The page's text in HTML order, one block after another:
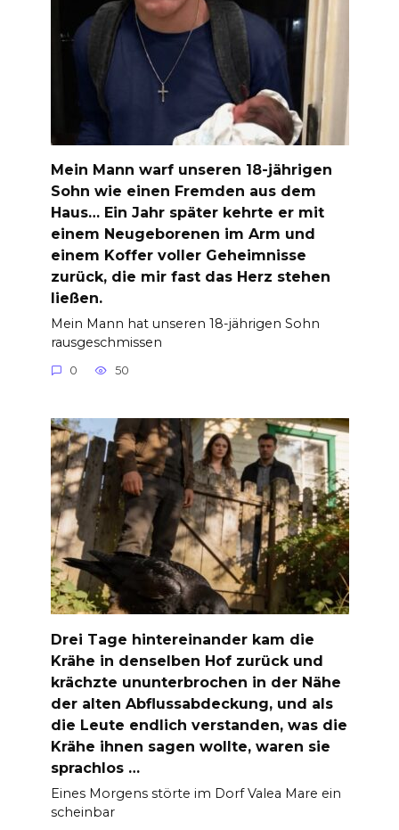
Mein Mann warf unseren 18-jährigen
Sohn wie einen Fremden aus dem
Haus… Ein Jahr später kehrte er mit
einem Neugeborenen im Arm und
einem Koffer voller Geheimnisse
zurück, die mir fast das Herz stehen
ließen.
Mein Mann hat unseren 18-jährigen Sohn
rausgeschmissen
0 50
Drei Tage hintereinander kam die
Krähe in denselben Hof zurück und
krächzte ununterbrochen in der Nähe
der alten Abflussabdeckung, und als
die Leute endlich verstanden, was die
Krähe ihnen sagen wollte, waren sie
sprachlos …
Eines Morgens störte im Dorf Valea Mare ein
scheinbar